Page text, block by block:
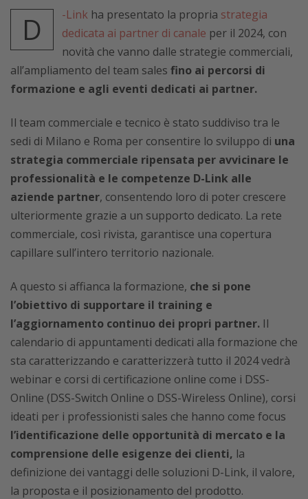
D -Link ha presentato la propria strategia
dedicata ai partner di canale per il 2024, con
novità che vanno dalle strategie commerciali,
all’ampliamento del team sales fino ai percorsi di
formazione e agli eventi dedicati ai partner.
Il team commerciale e tecnico è stato suddiviso tra le
sedi di Milano e Roma per consentire lo sviluppo di una
strategia commerciale ripensata per avvicinare le
professionalità e le competenze D-Link alle
aziende partner, consentendo loro di poter crescere
ulteriormente grazie a un supporto dedicato. La rete
commerciale, così rivista, garantisce una copertura
capillare sull’intero territorio nazionale.
A questo si affianca la formazione, che si pone
l’obiettivo di supportare il training e
l’aggiornamento continuo dei propri partner. Il
calendario di appuntamenti dedicati alla formazione che
sta caratterizzando e caratterizzerà tutto il 2024 vedrà
webinar e corsi di certificazione online come i DSS-
Online (DSS-Switch Online o DSS-Wireless Online), corsi
ideati per i professionisti sales che hanno come focus
l’identificazione delle opportunità di mercato e la
comprensione delle esigenze dei clienti, la
definizione dei vantaggi delle soluzioni D-Link, il valore,
la proposta e il posizionamento del prodotto.